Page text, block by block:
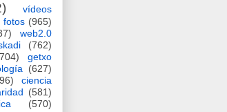
vídeos
fotos (965)
web2.0
(762)
getxo
(627)
ciencia
(581)
(570)